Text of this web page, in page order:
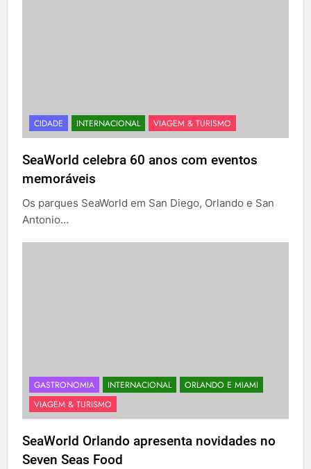
CIDADE INTERNACIONAL VIAGEM & TURISMO
SeaWorld celebra 60 anos com eventos
memoráveis
Os parques SeaWorld em San Diego, Orlando e San
Antonio…
GASTRONOMIA INTERNACIONAL
ORLANDO E MIAMI
VIAGEM & TURISMO
SeaWorld Orlando apresenta novidades no
Seven Seas Food